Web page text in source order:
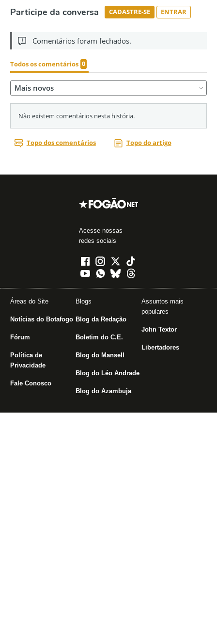
Acesse nossas
redes sociais
Áreas do Site
Notícias do Botafogo
Fórum
Política de
Privacidade
Fale Conosco
Blogs
Blog da Redação
Boletim do C.E.
Blog do Mansell
Blog do Léo Andrade
Blog do Azambuja
Assuntos mais
populares
John Textor
Libertadores